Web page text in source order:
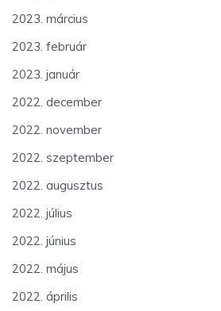
2023. március
2023. február
2023. január
2022. december
2022. november
2022. szeptember
2022. augusztus
2022. július
2022. június
2022. május
2022. április